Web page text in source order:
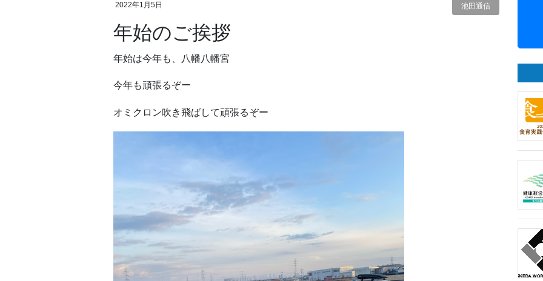
2022年1月5日 池田通信
年始のご挨拶
年始は今年も、八幡八幡宮
今年も頑張るぞー
オミクロン吹き飛ばして頑張るぞー